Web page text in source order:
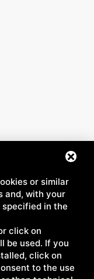
or similar
and, with your
in the
click on
be used. If you
click on
to the use